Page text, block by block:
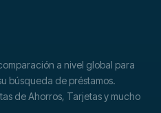
a nivel global para
búsqueda de préstamos.
de Ahorros, Tarjetas y mucho